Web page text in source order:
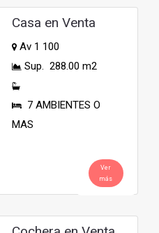
Casa en Venta
Av 1 100
Sup. 288.00 m2
7 AMBIENTES O
MAS
Ver
más